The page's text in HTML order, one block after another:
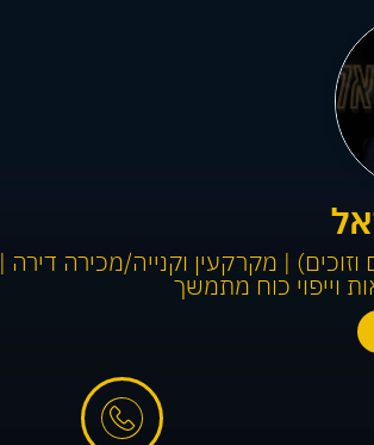
| מקרקעין וקנייה/מכירה דירה |
וייפוי כוח מתמשך
פירעון, הוצאה לפועל, מקרקעין וליטיגציה